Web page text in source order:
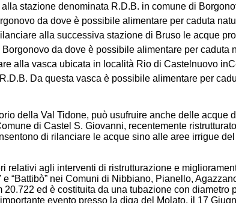
stazione denominata R.D.B. in comune di
da dove è possibile alimentare per caduta
alla successiva stazione di Bruso le acque
da dove è possibile alimentare per caduta
alla vasca ubicata in località Rio di Castelnuovo
Da questa vasca è possibile alimentare per
della Val Tidone, può usufruire anche delle acque
di Castel S. Giovanni, recentemente
di rilanciare le acque sino alle aree irrigue
relativi agli interventi di ristrutturazione e
“Battibò” nei Comuni di Nibbiano, Pianello,
ed è costituita da una tubazione con diametro
evento presso la diga del Molato, il 17